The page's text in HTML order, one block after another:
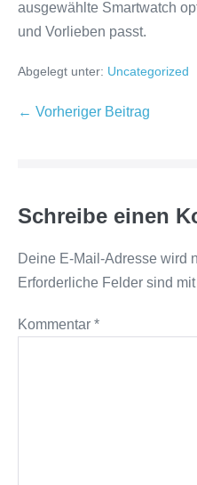
ausgewählte Smartwatch
und Vorlieben passt.
Abgelegt unter: Uncategorized
Beitragsnavigation
← Vorheriger Beitrag
Schreibe einen
Deine E-Mail-Adresse wird
Erforderliche Felder sind mit
Kommentar *